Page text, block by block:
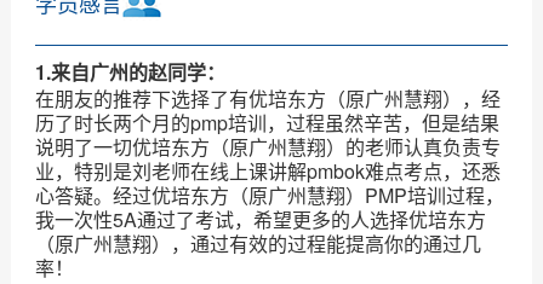
1.来自广州的赵同学：
在朋友的推荐下选择了有优培东方（原广州慧翔），经
历了时长两个月的pmp培训，过程虽然辛苦，但是结果
说明了一切优培东方（原广州慧翔）的老师认真负责专
业，特别是刘老师在线上课讲解pmbok难点考点，还悉
心答疑。经过优培东方（原广州慧翔）PMP培训过程，
我一次性5A通过了考试，希望更多的人选择优培东方
（原广州慧翔），通过有效的过程能提高你的通过几
率！